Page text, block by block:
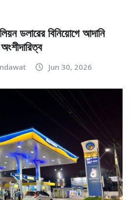
ডলারের বিনিয়োগে আদানি
Jun 30, 2026